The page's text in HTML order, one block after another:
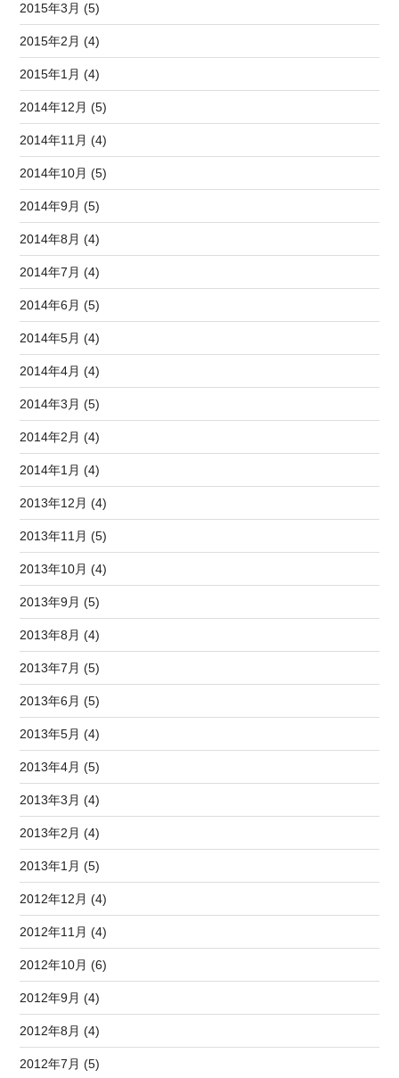
2015年3月 (5)
2015年2月 (4)
2015年1月 (4)
2014年12月 (5)
2014年11月 (4)
2014年10月 (5)
2014年9月 (5)
2014年8月 (4)
2014年7月 (4)
2014年6月 (5)
2014年5月 (4)
2014年4月 (4)
2014年3月 (5)
2014年2月 (4)
2014年1月 (4)
2013年12月 (4)
2013年11月 (5)
2013年10月 (4)
2013年9月 (5)
2013年8月 (4)
2013年7月 (5)
2013年6月 (5)
2013年5月 (4)
2013年4月 (5)
2013年3月 (4)
2013年2月 (4)
2013年1月 (5)
2012年12月 (4)
2012年11月 (4)
2012年10月 (6)
2012年9月 (4)
2012年8月 (4)
2012年7月 (5)